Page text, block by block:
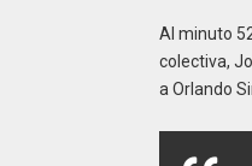
Al minuto
colectiva,
a Orlando